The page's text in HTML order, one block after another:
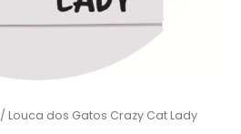
/ Louca dos Gatos Crazy Cat Lady